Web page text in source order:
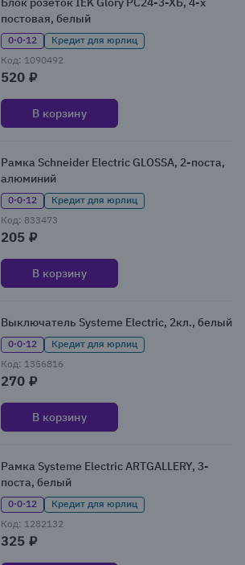
постовая, белый
0·0·12
Кредит для юрлиц
Код: 1090492
520 ₽
В корзину
Рамка Schneider Electric GLOSSA, 2-поста,
алюминий
0·0·12
Кредит для юрлиц
Код: 833473
205 ₽
В корзину
Выключатель Systeme Electric, 2кл., белый
0·0·12
Кредит для юрлиц
Код: 1356816
270 ₽
В корзину
Рамка Systeme Electric ARTGALLERY, 3-
поста, белый
0·0·12
Кредит для юрлиц
Код: 1282132
325 ₽